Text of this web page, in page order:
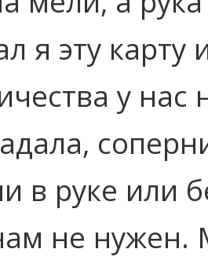
я эту карту
у нас
в руке или
не нужен.